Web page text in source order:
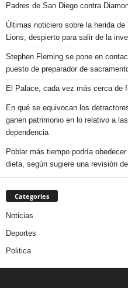
Padres de San Diego contra
Últimas noticiero sobre la herida
Lions, despierto para salir de la
Stephen Fleming se pone en
puesto de preparador de
El Palace, cada vez más cerca de
En qué se equivocan los
ganen patrimonio en lo relativo a
dependencia
Poblar más tiempo podría
dieta, según sugiere una revisión
Categories
Noticias
Deportes
Politica